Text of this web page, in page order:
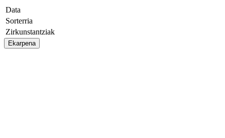
Data
Sorterria
Zirkunstantziak